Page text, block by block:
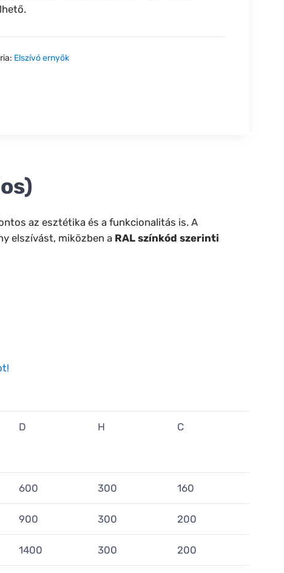
Elszívó ernyők
az esztétika és a funkcionalitás is. A
elszívást, miközben a RAL színkód szerinti
D H C
600 300 160
900 300 200
1400 300 200